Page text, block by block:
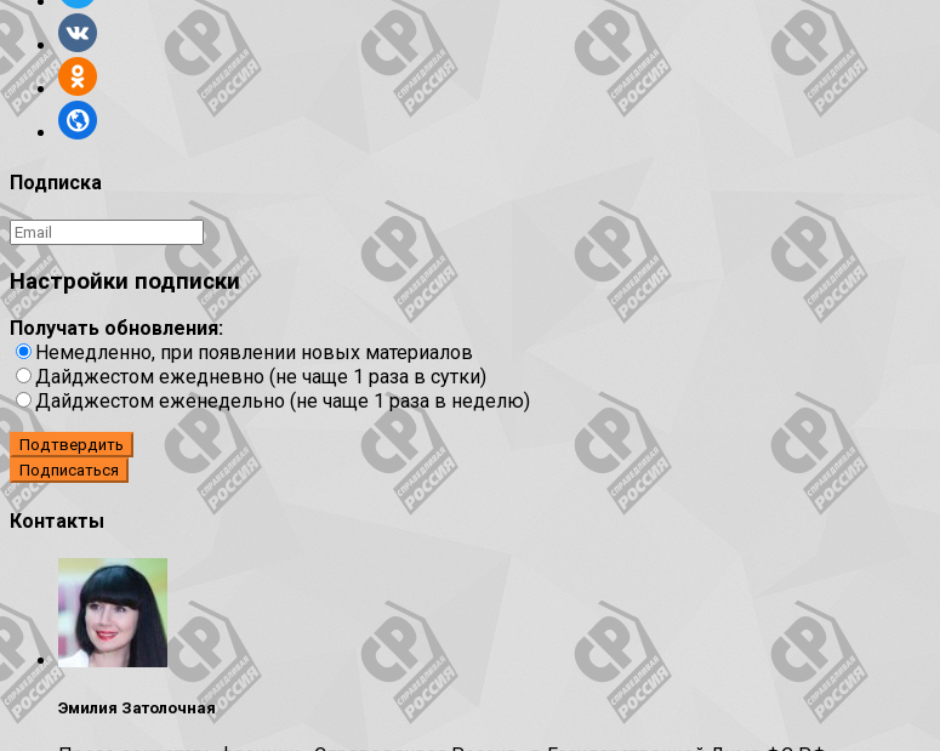
Подписка
Настройки подписки
Получать обновления:
Немедленно, при появлении новых материалов
Дайджестом ежедневно (не чаще 1 раза в сутки)
Дайджестом еженедельно (не чаще 1 раза в неделю)
Подтвердить
Контакты
Эмилия Затолочная